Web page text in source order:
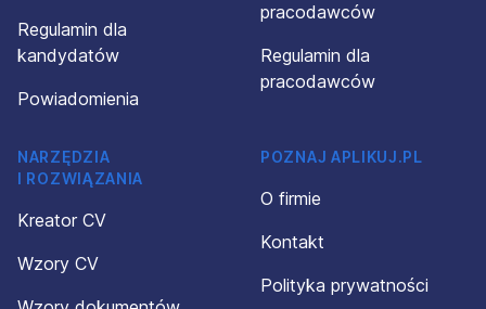
Regulamin dla
kandydatów
Powiadomienia
pracodawców
Regulamin dla
pracodawców
NARZĘDZIA
I ROZWIĄZANIA
Kreator CV
Wzory CV
POZNAJ APLIKUJ.PL
O firmie
Kontakt
Polityka prywatności